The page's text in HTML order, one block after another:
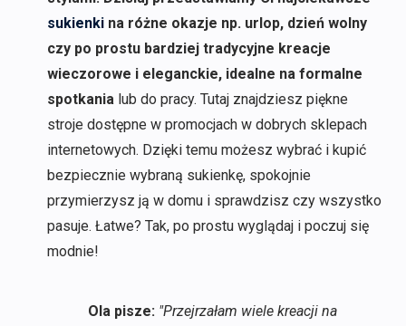
sukienkina różne okazje np. urlop, dzień wolny
czy po prostu bardziej tradycyjne kreacje
wieczorowe i eleganckie, idealne na formalne
spotkania lub do pracy. Tutaj znajdziesz piękne
stroje dostępne w promocjach w dobrych sklepach
internetowych. Dzięki temu możesz wybrać i kupić
bezpiecznie wybraną sukienkę, spokojnie
przymierzysz ją w domu i sprawdzisz czy wszystko
pasuje. Łatwe? Tak, po prostu wyglądaj i poczuj się
modnie!
Ola pisze: "Przejrzałam wiele kreacji na